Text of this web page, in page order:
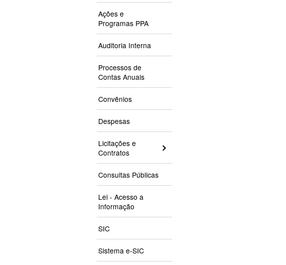
Ações e
Programas PPA
Auditoria Interna
Processos de
Contas Anuais
Convênios
Despesas
Licitações e
Contratos
Consultas Públicas
Lei - Acesso a
Informação
SIC
Sistema e-SIC